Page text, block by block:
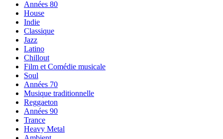
Années 80
House
Indie
Classique
Jazz
Latino
Chillout
Film et Comédie musicale
Soul
Années 70
Musique traditionnelle
Reggaeton
Années 90
Trance
Heavy Metal